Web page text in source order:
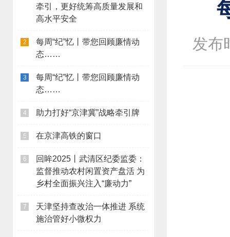
牵引，更好统筹高质量发展和
高水平安全
2
每周“纪”忆丨带您回顾廉情动
态……
3
每周“纪”忆丨带您回顾廉情动
态……
4 助力打好“京津冀”战略牵引牌
5 在京津高铁的窗口
6
回眸2025丨武清区纪委监委：
监督推动农村闲置资产盘活 为
乡村全面振兴注入“廉动力”
7
天津坚持查改治一体推进 系统
施治管好小微权力
发布